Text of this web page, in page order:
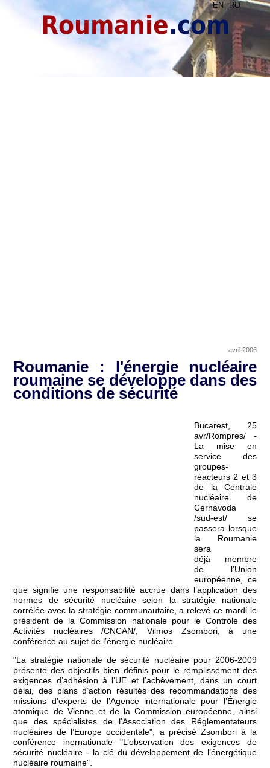
EN RO
Roumanie.com
avril 2006
Roumanie : l'énergie nucléaire
roumaine se développe dans des
conditions de sécurité
Bucarest, 25
avr/Rompres/ -
La mise en
service des
groupes-
réacteurs 2 et 3
de la Centrale
nucléaire de
Cernavoda
/sud-est/ se
passera lorsque
la Roumanie
sera
déjà membre
de l’Union
européenne, ce
que signifie une responsabilité accrue dans l’application des
normes de sécurité nucléaire selon la stratégie nationale
corrélée avec la stratégie communautaire, a relevé ce mardi le
président de la Commission nationale pour le Contrôle des
Activités nucléaires /CNCAN/, Vilmos Zsombori, à une
conférence au sujet de l’énergie nucléaire.
"La stratégie nationale de sécurité nucléaire pour 2006-2009
présente des objectifs bien définis pour le remplissement des
exigences d’adhésion à l’UE et l’achèvement, dans un court
délai, des plans d’action résultés des recommandations des
missions d’experts de l’Agence internationale pour l’Énergie
atomique de Vienne et de la Commission européenne, ainsi
que des spécialistes de l’Association des Réglementateurs
nucléaires de l’Europe occidentale", a précisé Zsombori à la
conférence inernationale "L’observation des exigences de
sécurité nucléaire - la clé du développement de l’énergétique
nucléaire roumaine".